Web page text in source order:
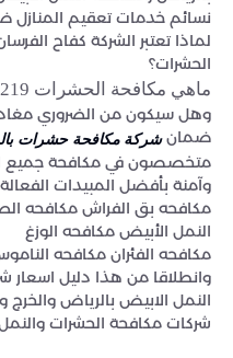
نسائم خدمات تعقيم المنازل
لماذا تعتبر الشركة كفاح
الحشرات؟
ماهي مكافحة الحشرات 0559099219
وهل سيكون من الضروري
ضمانشركة مكافحة حشرات
متخصصون في مكافحة جميع
وآمنة بأفضل المبيدات
مكافحه بق الفراش مكافحه
النمل الأبيض مكافحه الوزغ
مكافحه الفئران مكافحه
وانطلاقا من هذا دليل اسعار
النمل الابيض بالرياض
شركات مكافحة الحشرات